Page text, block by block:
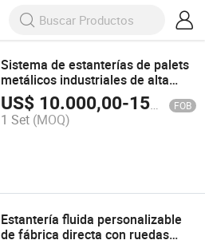
Sistema de estanterías de palets
metálicos industriales de alta
resistencia para almacenamiento
en almacenes
US$ 10.000,00-15.000,00 FOB
1 Set (MOQ)
Estantería fluida personalizable
de fábrica directa con ruedas